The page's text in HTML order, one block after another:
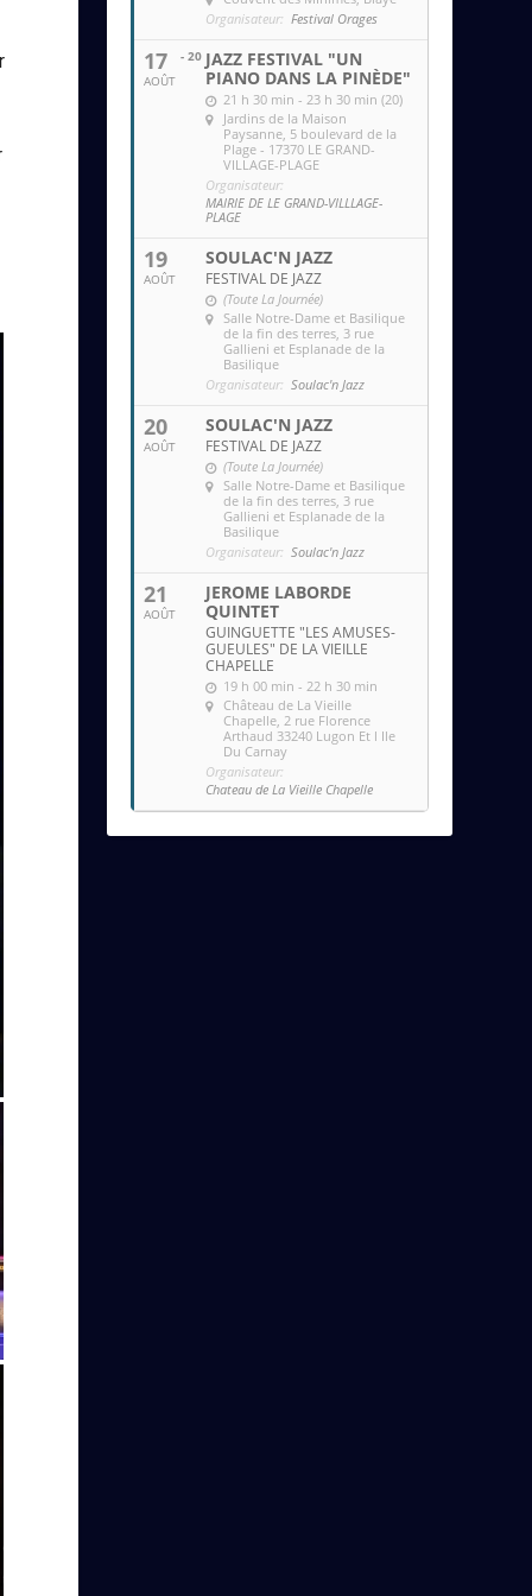
Organisateur: Festival Orages
17
AOÛT
- 20 JAZZ FESTIVAL "UN
PIANO DANS LA PINÈDE"
21 h 30 min - 23 h 30 min (20)
Jardins de la Maison
Paysanne , 5 boulevard de la
Plage - 17370 LE GRAND-
VILLAGE-PLAGE
Organisateur:
MAIRIE DE LE GRAND-VILLLAGE-
PLAGE
19
AOÛT
SOULAC'N JAZZ
FESTIVAL DE JAZZ
(Toute La Journée)
Salle Notre-Dame et Basilique
de la fin des terres , 3 rue
Gallieni et Esplanade de la
Basilique
Organisateur: Soulac'n Jazz
20
AOÛT
SOULAC'N JAZZ
FESTIVAL DE JAZZ
(Toute La Journée)
Salle Notre-Dame et Basilique
de la fin des terres , 3 rue
Gallieni et Esplanade de la
Basilique
Organisateur: Soulac'n Jazz
21
AOÛT
JEROME LABORDE
QUINTET
GUINGUETTE "LES AMUSES-
GUEULES" DE LA VIEILLE
CHAPELLE
19 h 00 min - 22 h 30 min
Château de La Vieille
Chapelle , 2 rue Florence
Arthaud 33240 Lugon Et l Ile
Du Carnay
Organisateur:
Chateau de La Vieille Chapelle